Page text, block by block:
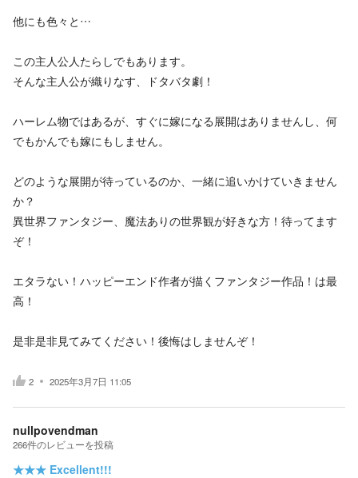
他にも色々と…
この主人公人たらしでもあります。
そんな主人公が織りなす、ドタバタ劇！
ハーレム物ではあるが、すぐに嫁になる展開はありませんし、何
でもかんでも嫁にもしません。
どのような展開が待っているのか、一緒に追いかけていきません
か？
異世界ファンタジー、魔法ありの世界観が好きな方！待ってます
ぞ！
エタラない！ハッピーエンド作者が描くファンタジー作品！は最
高！
是非是非見てみてください！後悔はしませんぞ！
2 2025年3月7日 11:05
nullpovendman
266件のレビューを投稿
★★★ Excellent!!!